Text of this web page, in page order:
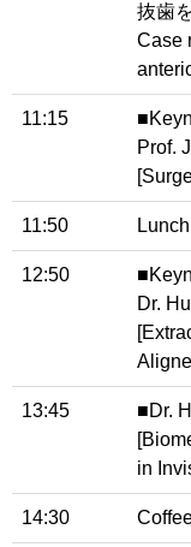
抜歯
Case
11:15
Prof.
11:50 Lunch
12:50
Dr.
13:45
■Dr.
in
14:30